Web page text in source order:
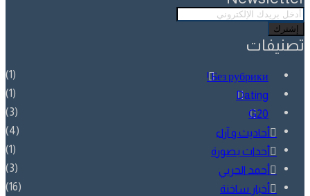
أدخل
بريدك
الإلكتروني
تصنيفات
! Без рубрики
(1)
Dating
(1)
G20
(3)
أحاديث و آراء
(4)
أحداث بصورة
(1)
أحمد الحربي
(3)
أخبار ساخنة
(16)